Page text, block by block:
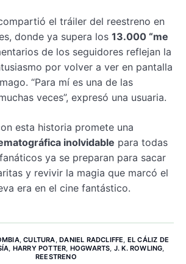
el tráiler del reestreno en
donde ya supera los 13.000 “me
de los seguidores reflejan la
por volver a ver en pantalla
“Para mí es una de las
veces”, expresó una usuaria.
esta historia promete una
inolvidable para todas
ya se preparan para sacar
y revivir la magia que marcó el
era en el cine fantástico.
,CULTURA,DANIEL RADCLIFFE, EL CÁLIZ DE
, HARRY POTTER, HOGWARTS, J. K. ROWLING,
REESTRENO